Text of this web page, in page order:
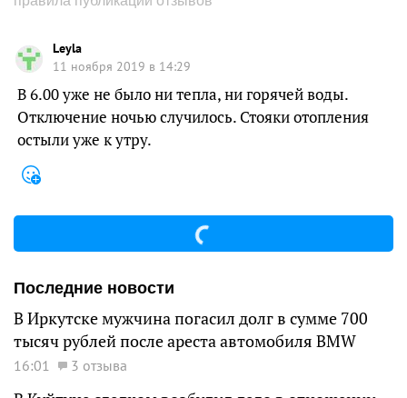
Leyla
11 ноября 2019 в 14:29
В 6.00 уже не было ни тепла, ни горячей воды.
Отключение ночью случилось. Стояки отопления
остыли уже к утру.
Последние новости
В Иркутске мужчина погасил долг в сумме 700
тысяч рублей после ареста автомобиля BMW
16:01 3 отзыва